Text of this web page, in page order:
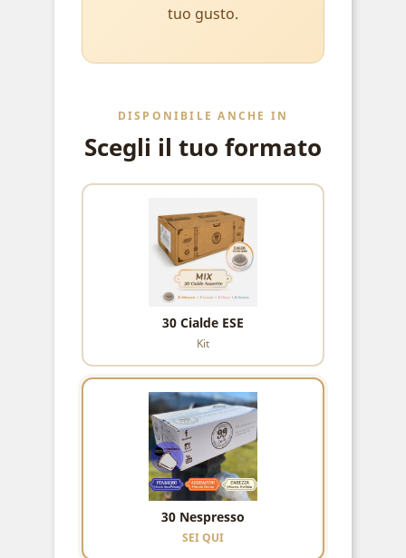
tuo gusto.
DISPONIBILE ANCHE IN
Scegli il tuo formato
30 Cialde ESE
Kit
30 Nespresso
SEI QUI